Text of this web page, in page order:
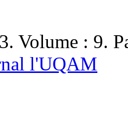
Volume : 9.
l'UQAM